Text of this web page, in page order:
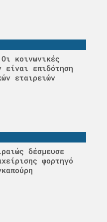
κοινωνικές
είναι επιδότηση
εταιρειών
δέσμευσε
φορτηγό